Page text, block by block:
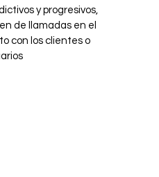
y progresivos,
de llamadas en el
con los clientes o